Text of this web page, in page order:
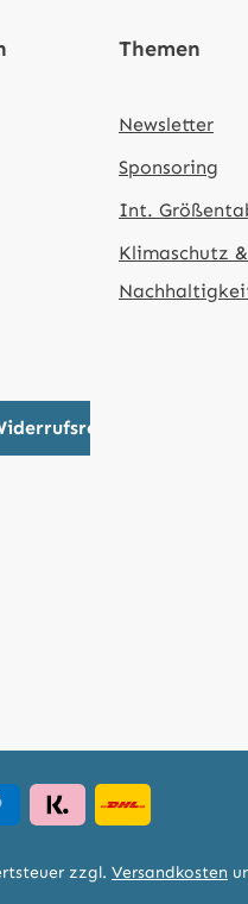
Themen
Newsletter
Sponsoring
Int.
Klimaschutz &
zzgl. Versandkosten